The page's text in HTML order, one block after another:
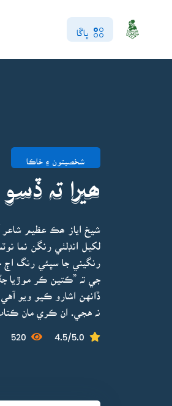
ڀاڱا
شخصيتون ۽ خاڪا
ھيرا تہ ڏسو
شيخ اياز ھڪ عظيم
لکيل انڊلٺي رنگن نما
رنگيني جا سڀئي رنگ اڄ
جي تہ ”ڪتين ڪر موڙيا
ڏانهن اشارو ڪيو ويو
نہ هجي. ان ڪري مان
4.5/5.0
520